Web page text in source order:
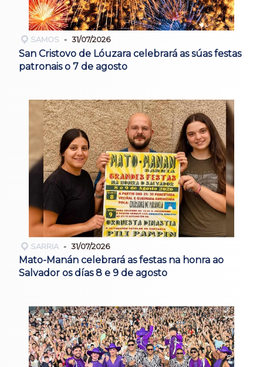
SAMOS 31/07/2026
San Cristovo de Lóuzara celebrará as súas festas
patronais o 7 de agosto
SARRIA 31/07/2026
Mato-Manán celebrará as festas na honra ao
Salvador os días 8 e 9 de agosto